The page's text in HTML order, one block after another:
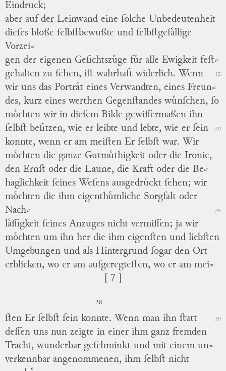
Eindruck;
aber auf der Leinwand eine ſolche Unbedeutenheit
dieſes bloße ſelbſtbewußte und ſelbſtgefaͤllige
Vorzei⸗
gen der eigenen Geſichtszuͤge fuͤr alle Ewigkeit feſt⸗
15
gehalten zu ſehen, iſt wahrhaft widerlich. Wenn
wir uns das Portraͤt eines Verwandten, eines Freun⸗
des, kurz eines werthen Gegenſtandes wuͤnſchen, ſo
moͤchten wir in dieſem Bilde gewiſſermaßen ihn
ſelbſt beſitzen, wie er leibte und lebte, wie er ſein
20
konnte, wenn er am meiſten Er ſelbſt war. Wir
moͤchten die ganze Gutmuͤthigkeit oder die Ironie,
den Ernſt oder die Laune, die Kraft oder die Be⸗
haglichkeit ſeines Weſens ausgedruͤckt ſehen; wir
moͤchten die ihm eigenthuͤmliche Sorgfalt oder
Nach⸗ 25
laͤſſigkeit ſeines Anzuges nicht vermiſſen; ja wir
moͤchten um ihn her die ihm eigenſten und liebſten
Umgebungen und als Hintergrund ſogar den Ort
erblicken, wo er am aufgeregteſten, wo er am mei⸗
[ 7 ]
28
ſten Er ſelbſt ſein konnte. Wenn man ihn ſtatt 30
deſſen uns nun zeigte in einer ihm ganz fremden
Tracht, wunderbar geſchminkt und mit einem un⸗
verkennbar angenommenen, ihm ſelbſt nicht